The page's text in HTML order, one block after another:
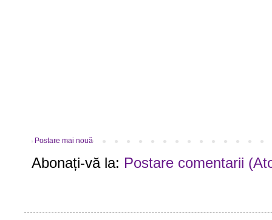
Postare mai nouă
Abonați-vă la: Postare comentarii